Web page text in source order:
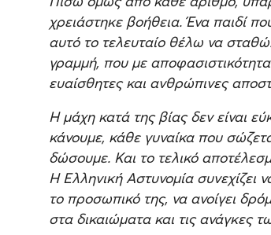
χρειάστηκε βοήθεια. Ένα παιδί
αυτό το τελευταίο θέλω να
γραμμή, που με
ευαίσθητες και ανθρώπινες
Η μάχη κατά της βίας δεν είναι
κάνουμε, κάθε γυναίκα που
δώσουμε. Και το τελικό
Η Ελληνική Αστυνομία συνεχίζει
το προσωπικό της, να ανοίγει
στα δικαιώματα και τις ανάγκες